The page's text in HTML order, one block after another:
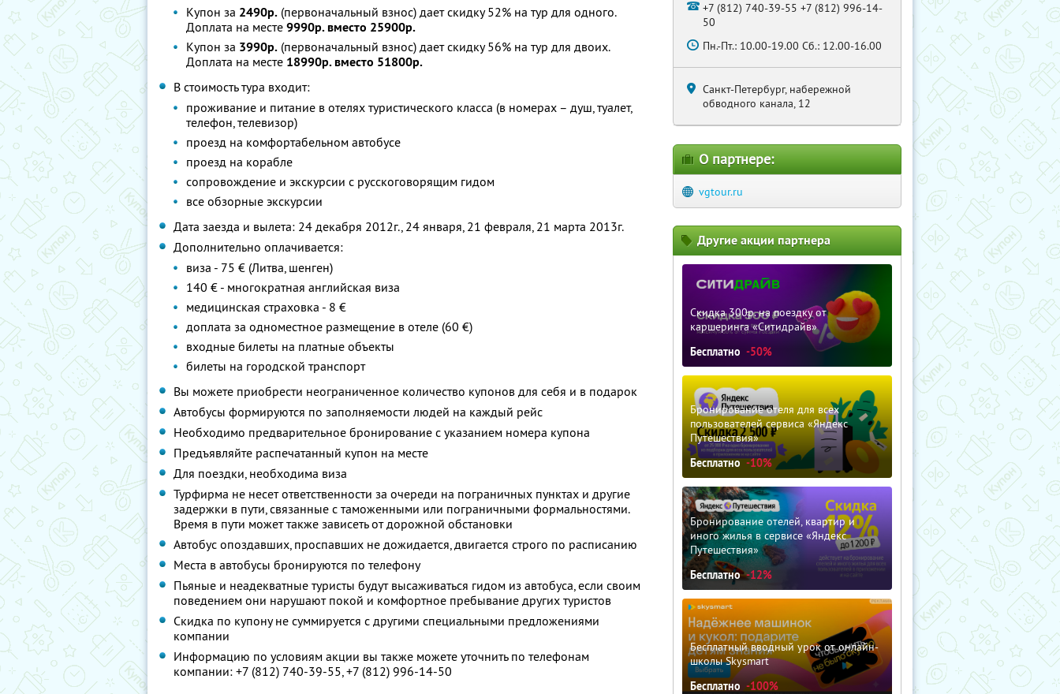
Купон за 2490р. (первоначальный взнос) дает скидку 52% на тур для одного.
Доплата на месте 9990р. вместо 25900р.
Купон за 3990р. (первоначальный взнос) дает скидку 56% на тур для двоих.
Доплата на месте 18990р. вместо 51800р.
В стоимость тура входит:
проживание и питание в отелях туристического класса (в номерах – душ, туалет,
телефон, телевизор)
проезд на комфортабельном автобусе
проезд на корабле
сопровождение и экскурсии с русскоговорящим гидом
все обзорные экскурсии
Дата заезда и вылета: 24 декабря 2012г., 24 января, 21 февраля, 21 марта 2013г.
Дополнительно оплачивается:
виза - 75 € (Литва, шенген)
140 € - многократная английская виза
медицинская страховка - 8 €
доплата за одноместное размещение в отеле (60 €)
входные билеты на платные объекты
билеты на городской транспорт
Вы можете приобрести неограниченное количество купонов для себя и в подарок
Автобусы формируются по заполняемости людей на каждый рейс
Необходимо предварительное бронирование с указанием номера купона
Предъявляйте распечатанный купон на месте
Для поездки, необходима виза
Турфирма не несет ответственности за очереди на пограничных пунктах и другие
задержки в пути, связанные с таможенными или пограничными формальностями.
Время в пути может также зависеть от дорожной обстановки
Автобус опоздавших, проспавших не дожидается, двигается строго по расписанию
Места в автобусы бронируются по телефону
Пьяные и неадекватные туристы будут высаживаться гидом из автобуса, если своим
поведением они нарушают покой и комфортное пребывание других туристов
Скидка по купону не суммируется с другими специальными предложениями
компании
Информацию по условиям акции вы также можете уточнить по телефонам
компании: +7 (812) 740-39-55, +7 (812) 996-14-50
+7 (812) 740-39-55 +7 (812) 996-14-
50
Пн.-Пт.: 10.00-19.00 Cб.: 12.00-16.00
Санкт-Петербург, набережной
обводного канала, 12
О партнере:
vgtour.ru
Другие акции партнера
Скидка 300р. на поездку от
каршеринга «Ситидрайв»
Бесплатно -50%
Бронирование отеля для всех
пользователей сервиса «Яндекс
Путешествия»
Бесплатно -10%
Бронирование отелей, квартир и
иного жилья в сервисе «Яндекс
Путешествия»
Бесплатно -12%
Бесплатный вводный урок от онлайн-
школы Skysmart
Бесплатно -100%